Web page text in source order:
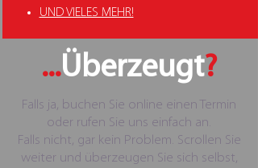
UND VIELES MEHR!
...Überzeugt?
Falls ja, buchen Sie online einen Termin
oder rufen Sie uns einfach an.
Falls nicht, gar kein Problem. Scrollen Sie
weiter und überzeugen Sie sich selbst,